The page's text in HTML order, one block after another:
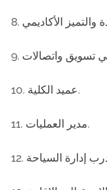
10. عميد الكلية.
11. مدير العمليات.